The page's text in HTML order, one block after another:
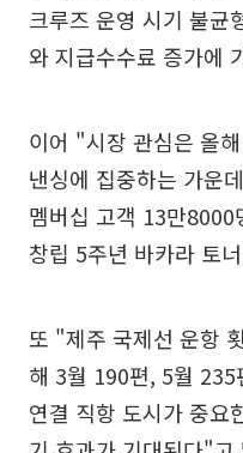
크루즈 운영 시기 불균
와 지급수수료 증가에
이어 "시장 관심은 올
낸싱에 집중하는 가운
멤버십 고객 13만
창립 5주년 바카라 토
또 "제주 국제선 운항
해 3월 190편, 5월
연결 직항 도시가 중요